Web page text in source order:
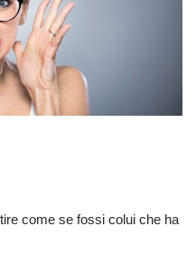
come se fossi colui che ha